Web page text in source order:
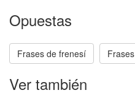
Opuestas
Frases de frenesí
Ver también